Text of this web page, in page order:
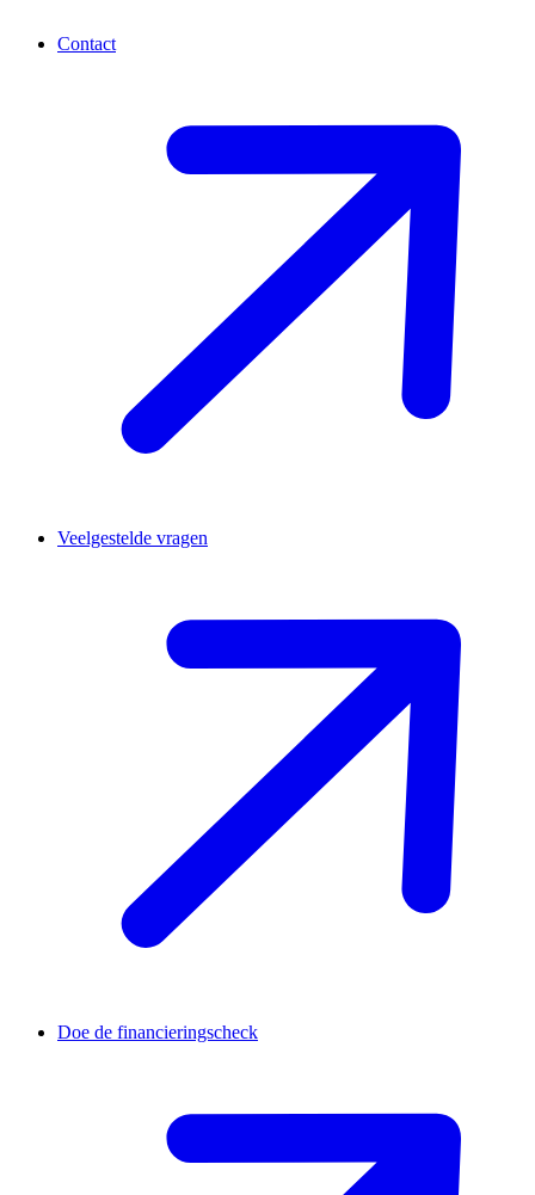
Contact
Veelgestelde vragen
Doe de financieringscheck